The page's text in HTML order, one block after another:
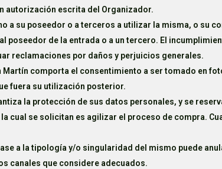
autorización escrita del Organizador.
a su poseedor o a terceros a utilizar la misma, o
de la entrada o a un tercero. El
reclamaciones por daños y perjuicios generales.
Martín comporta el consentimiento a ser tomado en
fuera su utilización posterior.
la protección de sus datos personales, y se
cual se solicitan es agilizar el proceso de compra.
a la tipología y/o singularidad del mismo puede
canales que considere adecuados.